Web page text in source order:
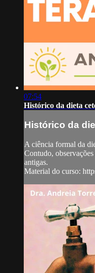
07:54
Histórico da dieta
Histórico da
A ciência formal da
Contudo,
antigas.
Material do curso: